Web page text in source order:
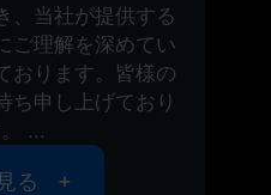
、当社が提供する
ご理解を深めてい
おります。皆様の
ち申し上げており
...
る